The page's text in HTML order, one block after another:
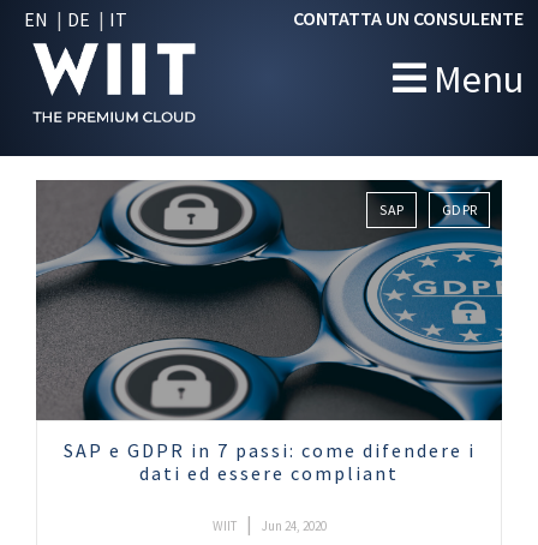
EN DE IT
Menu
CONTATTA UN CONSULENTE
SAP GDPR
SAP e GDPR in 7 passi: come difendere i
dati ed essere compliant
WIIT | Jun 24, 2020